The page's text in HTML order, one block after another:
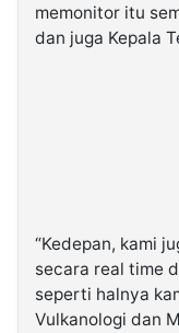
memonitor itu
dan juga Kepala
“Kedepan, kami
secara real time
seperti halnya
Vulkanologi dan